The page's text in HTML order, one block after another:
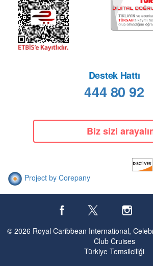
Destek Hattı
444 80 92
Biz sizi
Project by Corepany
© 2026 Royal Caribbean International,
Club Cruises
Türkiye Temsilciliği